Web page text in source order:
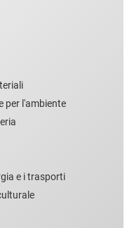
per l'ambiente
e i trasporti